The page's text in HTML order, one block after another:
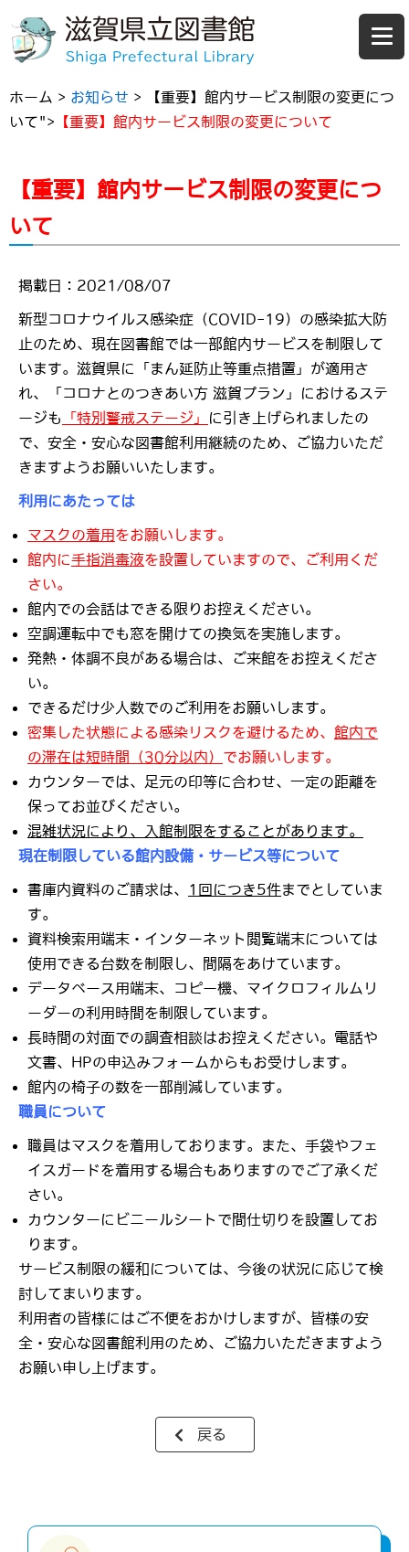
ホーム > お知らせ > 【重要】館内サービス制限の変更につ
いて"> 【重要】館内サービス制限の変更について
【重要】館内サービス制限の変更につ
いて
掲載日：2021/08/07
新型コロナウイルス感染症（COVID-19）の感染拡大防
止のため、現在図書館では一部館内サービスを制限して
います。 滋賀県に「まん延防止等重点措置」が適用さ
れ、「コロナとのつきあい方 滋賀プラン」におけるステ
ージも
「特別警戒ステージ」
に引き上げられましたの
で、安全・安心な図書館利用継続のため、ご協力いただ
きますようお願いいたします。
利用にあたっては
マスクの着用をお願いします。
館内に手指消毒液を設置していますので、ご利用くだ
さい。
館内での会話はできる限りお控えください。
空調運転中でも窓を開けての換気を実施します。
発熱・体調不良がある場合は、ご来館をお控えくださ
い。
できるだけ少人数でのご利用をお願いします。
密集した状態による感染リスクを避けるため、 館内で
の滞在は短時間（30分以内） でお願いします。
カウンターでは、足元の印等に合わせ、一定の距離を
保ってお並びください。
混雑状況により、入館制限をすることがあります。
現在制限している館内設備・サービス等について
書庫内資料のご請求は、 1回につき5件までとしていま
す。
資料検索用端末・インターネット閲覧端末については
使用できる台数を制限し、間隔をあけています。
データベース用端末、コピー機、マイクロフィルムリ
ーダーの利用時間を制限しています。
長時間の対面での調査相談はお控えください。電話や
文書、HPの申込みフォームからもお受けします。
館内の椅子の数を一部削減しています。
職員について
職員はマスクを着用しております。また、手袋やフェ
イスガードを着用する場合もありますのでご了承くだ
さい。
カウンターにビニールシートで間仕切りを設置してお
ります。
サービス制限の緩和については、今後の状況に応じて検
討してまいります。
利用者の皆様にはご不便をおかけしますが、皆様の安
全・安心な図書館利用のため、ご協力いただきますよう
お願い申し上げます。
戻る